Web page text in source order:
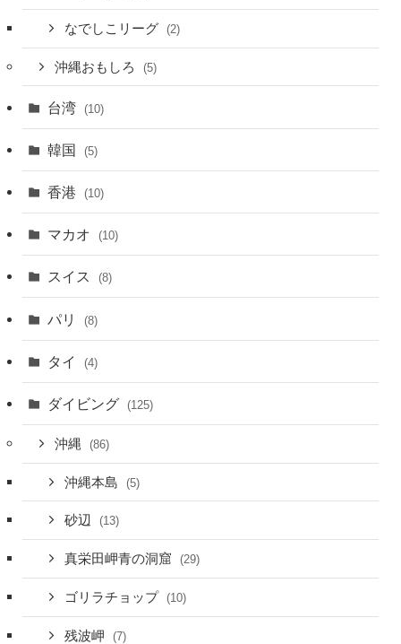
なでしこリーグ (2)
沖縄おもしろ (5)
台湾 (10)
韓国 (5)
香港 (10)
マカオ (10)
スイス (8)
パリ (8)
タイ (4)
ダイビング (125)
沖縄 (86)
沖縄本島 (5)
砂辺 (13)
真栄田岬青の洞窟 (29)
ゴリラチョップ (10)
残波岬 (7)